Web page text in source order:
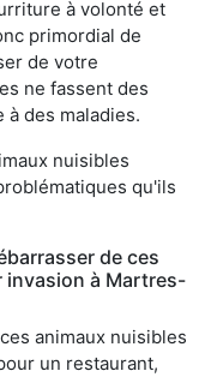
à volonté et
primordial de
de votre
ne fassent des
des maladies.
nuisibles
qu'ils
de ces
invasion à Martres-
animaux nuisibles
un restaurant,